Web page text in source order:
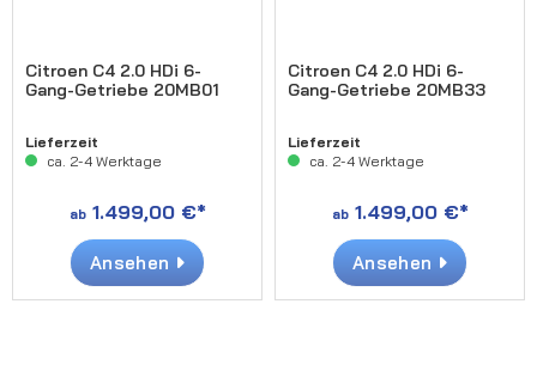
Citroen C4 2.0 HDi 6-
Gang-Getriebe 20MB01
Lieferzeit
ca. 2-4 Werktage
ab1.499,00 €*
Ansehen
Citroen C4 2.0 HDi 6-
Gang-Getriebe 20MB33
Lieferzeit
ca. 2-4 Werktage
ab1.499,00 €*
Ansehen